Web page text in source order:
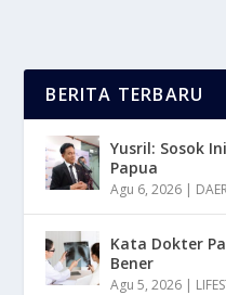
BERITA TERBARU
Yusril: Sosok
Papua
Agu 6, 2026 |
Kata Dokter
Bener
Agu 5, 2026 |